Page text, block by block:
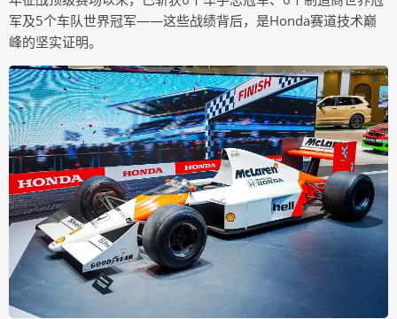
军及5个车队世界冠军——这些战绩背后，是Honda赛道技术巅
峰的坚实证明。